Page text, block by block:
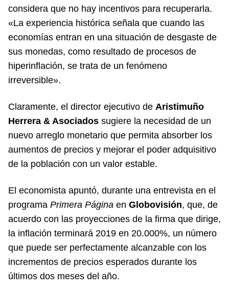
considera que no hay incentivos para recuperarla.
«La experiencia histórica señala que cuando las
economías entran en una situación de desgaste de
sus monedas, como resultado de procesos de
hiperinflación, se trata de un fenómeno
irreversible».
Claramente, el director ejecutivo de Aristimuño
Herrera & Asociados sugiere la necesidad de un
nuevo arreglo monetario que permita absorber los
aumentos de precios y mejorar el poder adquisitivo
de la población con un valor estable.
El economista apuntó, durante una entrevista en el
programa Primera Página en Globovisión, que, de
acuerdo con las proyecciones de la firma que dirige,
la inflación terminará 2019 en 20.000%, un número
que puede ser perfectamente alcanzable con los
incrementos de precios esperados durante los
últimos dos meses del año.